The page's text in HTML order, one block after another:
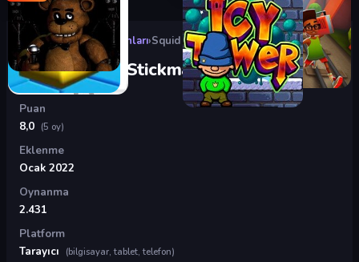
Oyunlar›Aksiyon Oyunları›Squid Game: Stickman
Squid Game: Stickman
Puan
8,0 (5 oy)
Eklenme
Ocak 2022
Oynanma
2.431
Platform
Tarayıcı
(bilgisayar, tablet, telefon)